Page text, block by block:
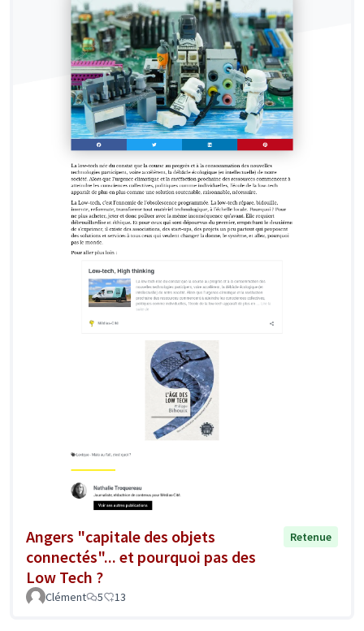
Angers "capitale des objets
connectés"... et pourquoi pas des
Low Tech ?
Retenue
Clément 5 13